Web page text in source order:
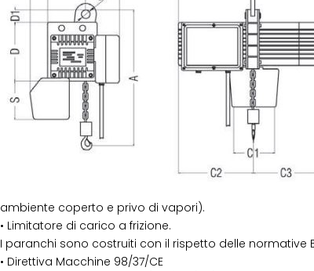
ambiente coperto e privo di vapori).
• Limitatore di carico a frizione.
I paranchi sono costruiti con il rispetto delle normative
• Direttiva Macchine 98/37/CE